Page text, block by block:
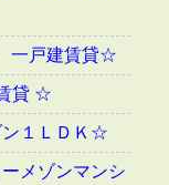
一戸建賃貸☆
貸 ☆
ン１ＬＤＫ☆
メゾンマンシ